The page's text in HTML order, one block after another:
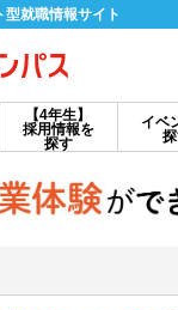
就職情報サイト
【4年生】
採用情報を
探す
イベ
ロ
会員ID・パスワ